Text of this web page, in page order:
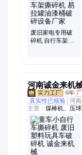
粒机、液压切断机
棕榈壳颗粒机、钢
废旧家电专用破
碎机 自行车架撕
河南诚金来机
6年 厂
真实性已核验 河南
主营： 煤棒机、压
机、炭化炉、烘干
成型机